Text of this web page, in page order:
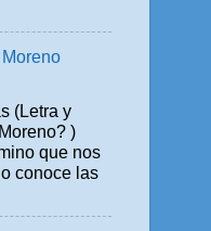
(Letra y
)
que nos
conoce las